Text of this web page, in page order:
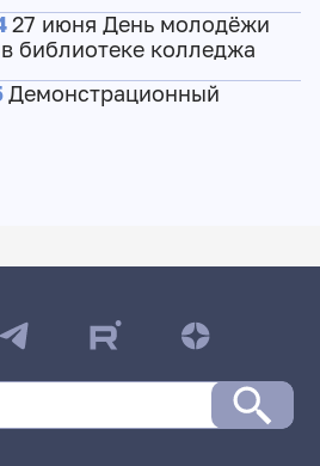
27 июня День молодёжи
библиотеке колледжа
Демонстрационный